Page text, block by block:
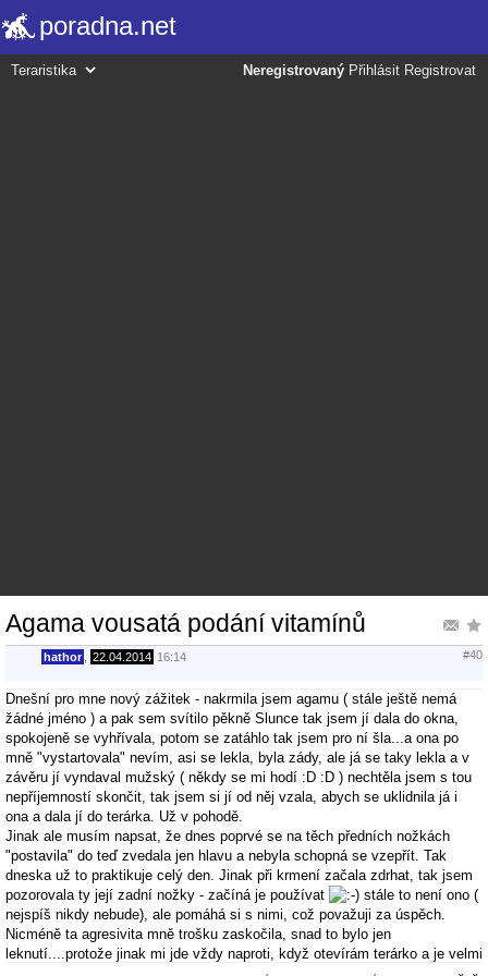
poradna.net
Neregistrovaný Přihlásit Registrovat
Agama vousatá podání vitamínů
hathor 22.04.2014 16:14 #40
Dnešní pro mne nový zážitek - nakrmila jsem agamu ( stále ještě nemá
žádné jméno ) a pak sem svítilo pěkně Slunce tak jsem jí dala do okna,
spokojeně se vyhřívala, potom se zatáhlo tak jsem pro ní šla...a ona po
mně "vystartovala" nevím, asi se lekla, byla zády, ale já se taky lekla a v
závěru jí vyndaval mužský ( někdy se mi hodí :D :D ) nechtěla jsem s tou
nepříjemností skončit, tak jsem si jí od něj vzala, abych se uklidnila já i
ona a dala jí do terárka. Už v pohodě.
Jinak ale musím napsat, že dnes poprvé se na těch předních nožkách
"postavila" do teď zvedala jen hlavu a nebyla schopná se vzepřít. Tak
dneska už to praktikuje celý den. Jinak při krmení začala zdrhat, tak jsem
pozorovala ty její zadní nožky - začíná je používat
stále to není ono (
nejspíš nikdy nebude), ale pomáhá si s nimi, což považuji za úspěch.
Nicméně ta agresivita mně trošku zaskočila, snad to bylo jen
leknutí....protože jinak mi jde vždy naproti, když otevírám terárko a je velmi